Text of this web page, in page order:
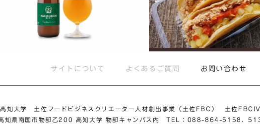
サイトについて よくあるご質問 お問い合わせ
高知大学 土佐フードビジネスクリエーター 人材創出事業（土佐FBC）
土佐
県南国市物部乙200 高知大学 物部キャンパス内TEL：088-864-5158、